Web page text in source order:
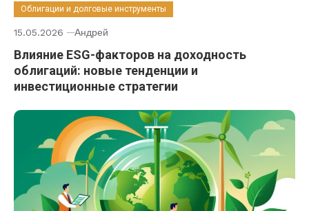
Облигации и долговые инструменты
15.05.2026 Андрей
Влияние ESG-факторов на доходность
облигаций: новые тенденции и
инвестиционные стратегии